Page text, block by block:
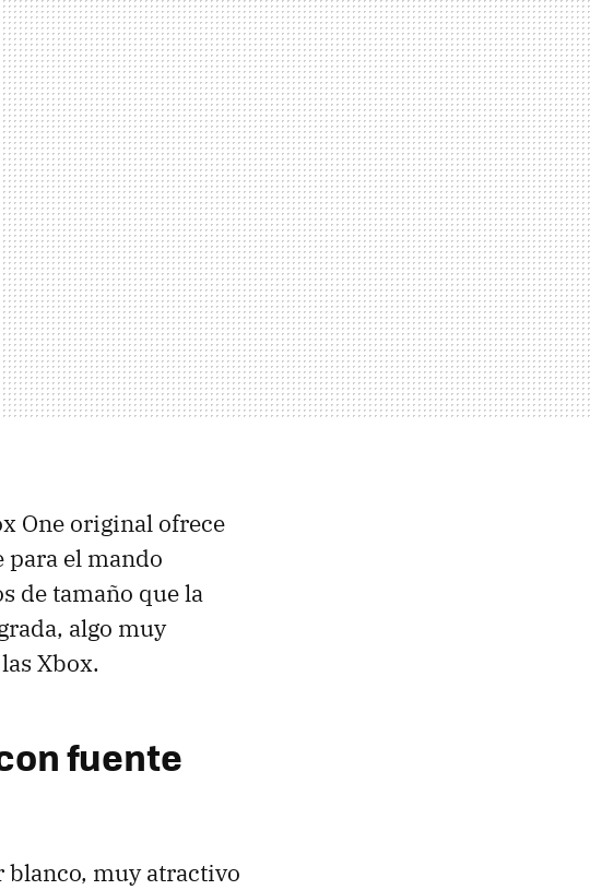
One original ofrece
para el mando
de tamaño que la
algo muy
Xbox.
fuente
blanco, muy atractivo